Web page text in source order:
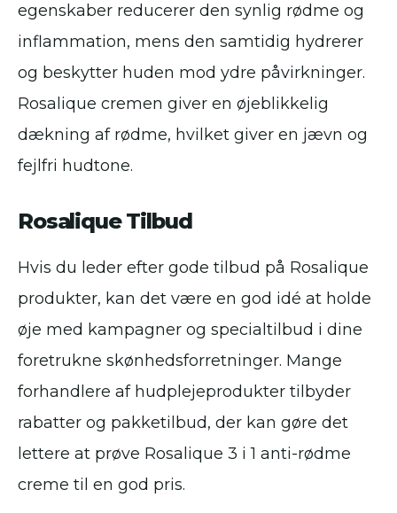
egenskaber reducerer den synlig rødme og
inflammation, mens den samtidig hydrerer
og beskytter huden mod ydre påvirkninger.
Rosalique cremen giver en øjeblikkelig
dækning af rødme, hvilket giver en jævn og
fejlfri hudtone.
Rosalique Tilbud
Hvis du leder efter gode tilbud på Rosalique
produkter, kan det være en god idé at holde
øje med kampagner og specialtilbud i dine
foretrukne skønhedsforretninger. Mange
forhandlere af hudplejeprodukter tilbyder
rabatter og pakketilbud, der kan gøre det
lettere at prøve Rosalique 3 i 1 anti-rødme
creme til en god pris.